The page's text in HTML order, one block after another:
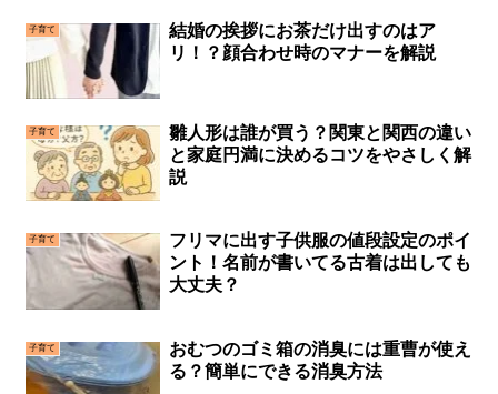
子育て
結婚の挨拶にお茶だけ出すのはア
リ！？顔合わせ時のマナーを解説
子育て
雛人形は誰が買う？関東と関西の違い
と家庭円満に決めるコツをやさしく解
説
子育て
フリマに出す子供服の値段設定のポイ
ント！名前が書いてる古着は出しても
大丈夫？
子育て
おむつのゴミ箱の消臭には重曹が使え
る？簡単にできる消臭方法